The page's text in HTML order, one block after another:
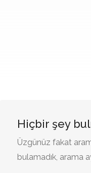
Hiçbir şey
Üzgünüz fakat
bulamadık, arama